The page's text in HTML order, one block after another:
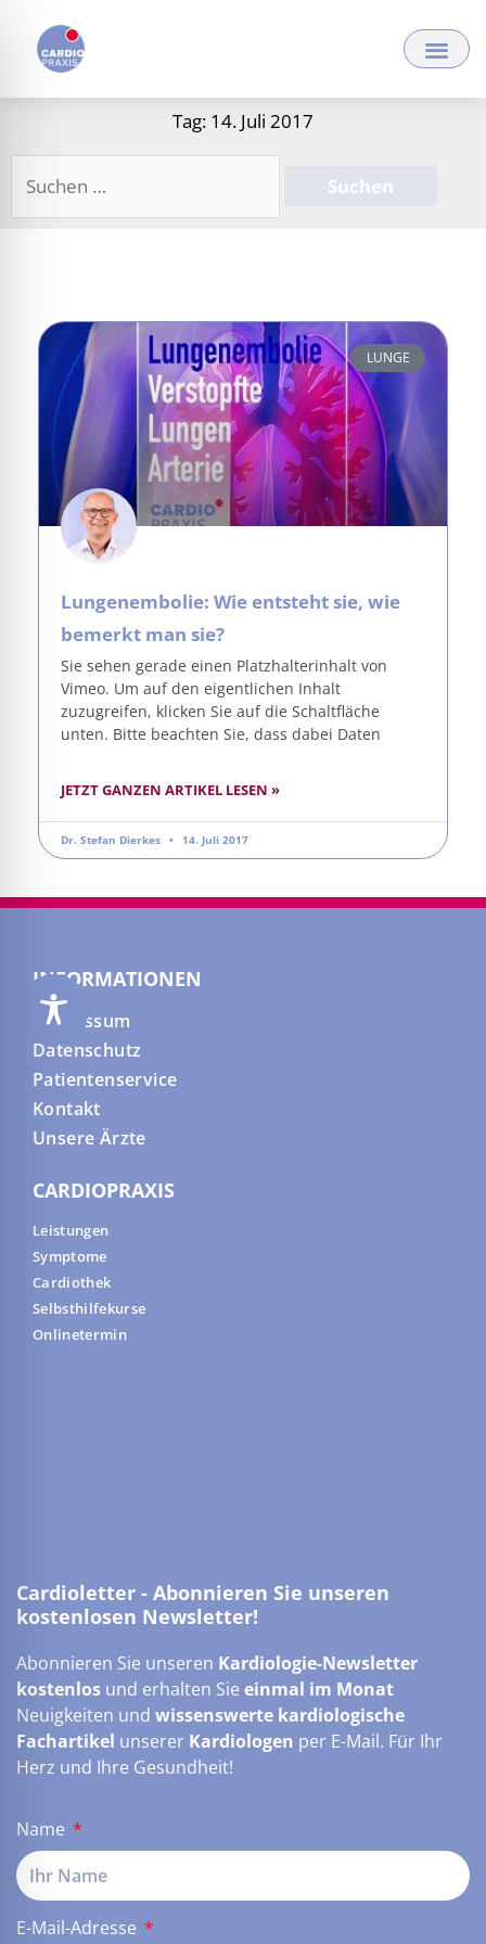
Inhalt
springen
Tag: 14. Juli 2017
LUNGE
Lungenembolie: Wie entsteht sie, wie
bemerkt man sie?
Sie sehen gerade einen Platzhalterinhalt von
Vimeo. Um auf den eigentlichen Inhalt
zuzugreifen, klicken Sie auf die Schaltfläche
unten. Bitte beachten Sie, dass dabei Daten
JETZT GANZEN ARTIKEL LESEN »
Dr. Stefan Dierkes 14. Juli 2017
INFORMATIONEN
Impressum
Datenschutz
Patientenservice
Kontakt
Unsere Ärzte
CARDIOPRAXIS
Leistungen
Symptome
Cardiothek
Selbsthilfekurse
Onlinetermin
Cardioletter - Abonnieren Sie unseren
kostenlosen Newsletter!
Abonnieren Sie unseren Kardiologie-Newsletter
kostenlos und erhalten Sie einmal im Monat
Neuigkeiten und wissenswerte kardiologische
Fachartikel unserer Kardiologen per E-Mail. Für Ihr
Herz und Ihre Gesundheit!
Name
E-Mail-Adresse